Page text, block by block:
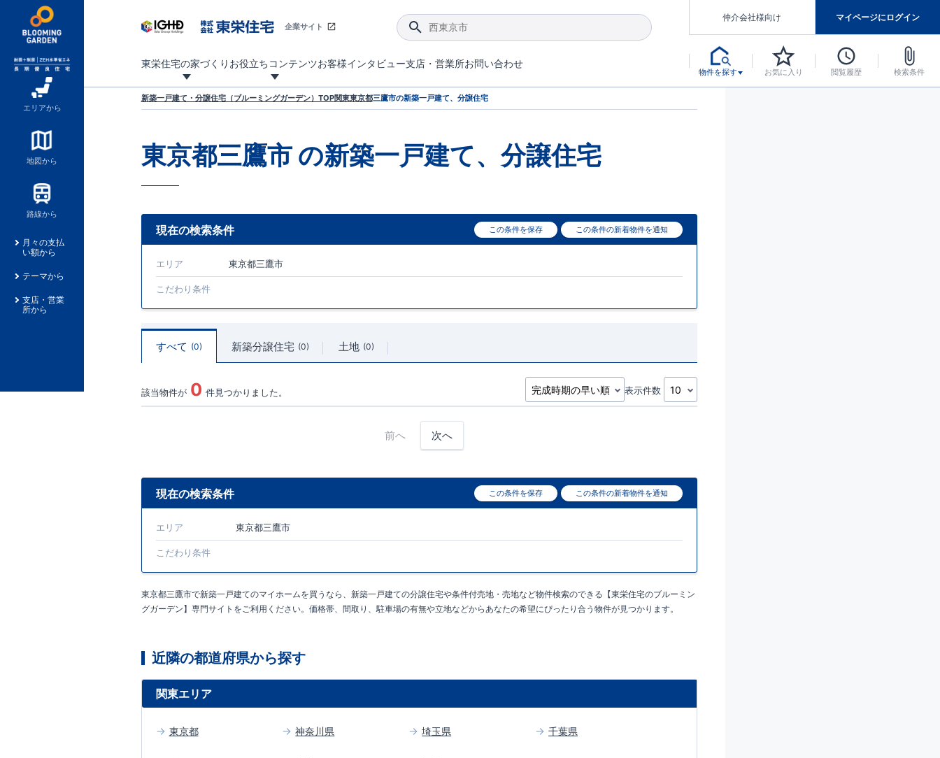
エリアから
地図から
路線から
月々の支払
い額から
テーマから
支店・営業
所から
企業サイト
東栄住宅の家づくり お役立ちコンテンツお客様インタビュー支店・営業所お問い合わせ
仲介会社様向け マイページにログイン
物件を探す お気に入り 閲覧履歴 検索条件
新築一戸建て・分譲住宅（ブルーミングガーデン）TOP関東東京都三鷹市の新築一戸建て、分譲住宅
東京都三鷹市 の新築一戸建て、分譲住宅
現在の検索条件 この条件を保存 この条件の新着物件を通知
エリア 東京都三鷹市
こだわり条件
すべて 0 新築分譲住宅 0 土地 0
該当物件が 0 件見つかりました。 表示件数
前へ 次へ
現在の検索条件 この条件を保存 この条件の新着物件を通知
エリア 東京都三鷹市
こだわり条件
東京都三鷹市で新築一戸建てのマイホームを買うなら、新築一戸建ての分譲住宅や条件付売地・売地など物件検索のできる【東栄住宅のブルーミン
グガーデン】専門サイトをご利用ください。価格帯、間取り、駐車場の有無や立地などからあなたの希望にぴったり合う物件が見つかります。
近隣の都道府県から探す
関東エリア
東京都 神奈川県 埼玉県 千葉県